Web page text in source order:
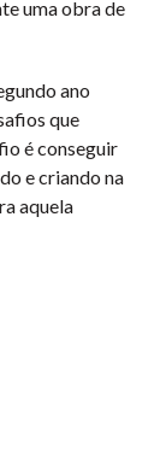
uma obra de
ano
que
é conseguir
e criando na
aquela